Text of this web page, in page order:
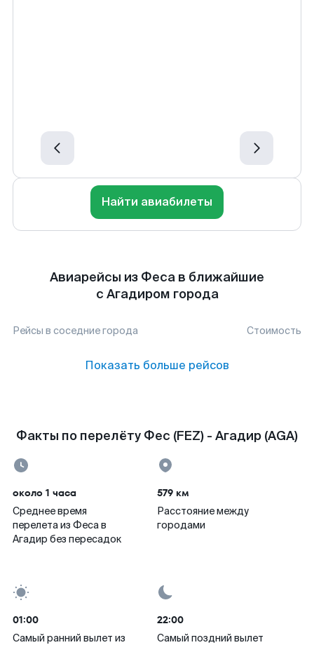
Найти авиабилеты
Авиарейсы из Феса в ближайшие
с Агадиром города
Рейсы в соседние города Стоимость
Показать больше рейсов
Факты по перелёту Фес (FEZ) - Агадир (AGA)
около 1 часа
Среднее время
перелета из Феса в
Агадир без пересадок
579 км
Расстояние между
городами
01:00
Самый ранний вылет из
22:00
Самый поздний вылет